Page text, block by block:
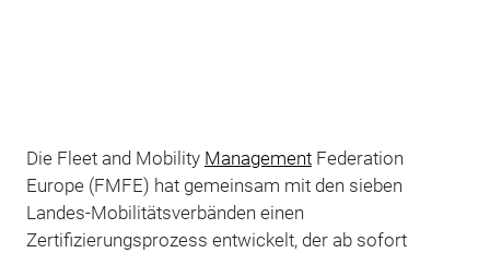
Die Fleet and Mobility ManagementFederation
Europe (FMFE) hat gemeinsam mit den sieben
Landes-Mobilitätsverbänden einen
Zertifizierungsprozess entwickelt, der ab sofort